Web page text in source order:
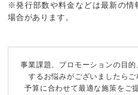
※発行部数や料金などは最新の情
場合があります。
事業課題、プロモーションの目
するお悩みがございましたらご
予算に合わせて最適な施策をご